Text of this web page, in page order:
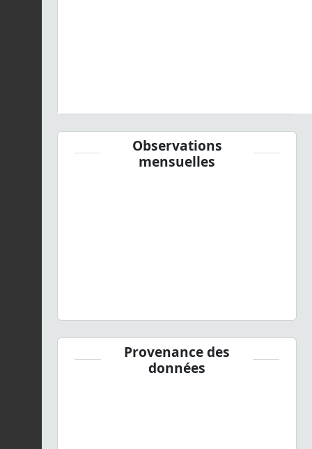
Observations
mensuelles
Provenance des
données